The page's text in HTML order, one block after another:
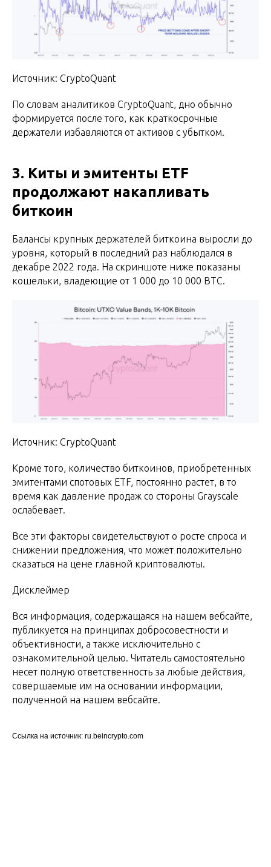
Источник: CryptoQuant
По словам аналитиков CryptoQuant, дно обычно
формируется после того, как краткосрочные
держатели избавляются от активов с убытком.
3. Киты и эмитенты ETF
продолжают накапливать
биткоин
Балансы крупных держателей биткоина выросли до
уровня, который в последний раз наблюдался в
декабре 2022 года. На скриншоте ниже показаны
кошельки, владеющие от 1 000 до 10 000 BTC.
Источник: CryptoQuant
Кроме того, количество биткоинов, приобретенных
эмитентами спотовых ETF, постоянно растет, в то
время как давление продаж со стороны Grayscale
ослабевает.
Все эти факторы свидетельствуют о росте спроса и
снижении предложения, что может положительно
сказаться на цене главной криптовалюты.
Дисклеймер
Вся информация, содержащаяся на нашем вебсайте,
публикуется на принципах добросовестности и
объективности, а также исключительно с
ознакомительной целью. Читатель самостоятельно
несет полную ответственность за любые действия,
совершаемые им на основании информации,
полученной на нашем вебсайте.
Ссылка на источник: ru.beincrypto.com